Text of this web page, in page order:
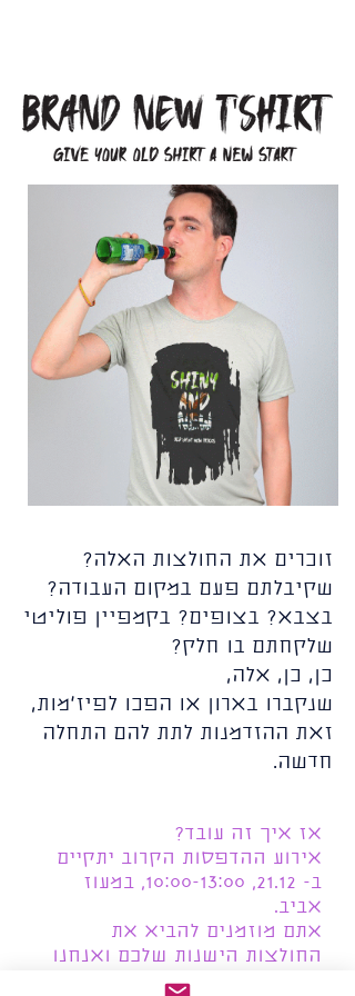
זוכרים את החולצות האלה?
שקיבלתם פעם במקום העבודה?
בצבא? בצופים? בקמפיין פוליטי
שלקחתם בו חלק?
כן, כן, אלה,
שנקברו בארון או הפכו לפיז'מות,
זאת ההזדמנות לתת להם התחלה
חדשה.
אז איך זה עובד?
אירוע ההדפסות הקרוב יתקיים
ב- 21.12, 10:00-13:00, במעוז
אביב.
אתם מוזמנים להביא את
החולצות הישנות שלכם ואנחנו
נחדש אותן ונדפיס עליהן במקום.